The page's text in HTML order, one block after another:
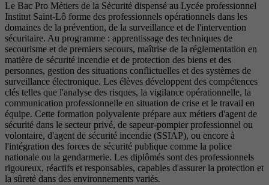
Le Bac Pro Métiers de la Sécurité dispensé au Lycée professionnel
Institut Saint-Lô forme des professionnels opérationnels dans les
domaines de la prévention, de la surveillance et de l'intervention
sécuritaire. Au programme : apprentissage des techniques de
secourisme et de premiers secours, maîtrise de la réglementation en
matière de sécurité incendie et de protection des biens et des
personnes, gestion des situations conflictuelles et des systèmes de
surveillance électronique. Les élèves développent des compétences
clés telles que l'analyse des risques, la vigilance opérationnelle, la
communication professionnelle en situation de crise et le travail en
équipe. Cette formation polyvalente prépare aux métiers d'agent de
sécurité dans le secteur privé, de sapeur-pompier professionnel ou
volontaire, d'agent de sécurité incendie (SSIAP), ou encore à
l'intégration des forces de sécurité publique comme la police
nationale ou la gendarmerie. Les diplômés sont des professionnels
rigoureux, réactifs et responsables, capables d'assurer la protection et
la sûreté dans des environnements variés.